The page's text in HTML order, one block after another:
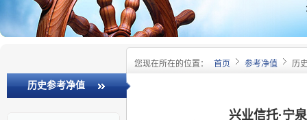
您现在所在的位置： 首页 参考净值 历
历史参考净值